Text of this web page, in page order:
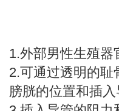
1.外部男性生殖
2.可通过透明的
膀胱的位置和插